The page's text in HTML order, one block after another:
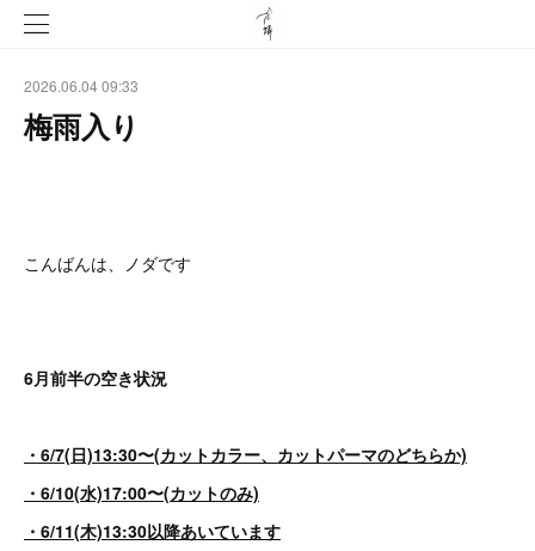
2026.06.04 09:33
梅雨入り
こんばんは、ノダです
6月前半の空き状況
・6/7(日)13:30〜(カットカラー、カットパーマのどちらか)
・6/10(水)17:00〜(カットのみ)
・6/11(木)13:30以降あいています